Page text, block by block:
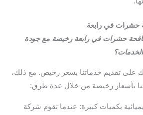
حشرات في رابعة
حشرات في رابعة رخيصة مع جودة
تقديم خدماتنا بسعر رخيص. مع ذلك،
بأسعار رخيصة من خلال عدة طرق:
بكميات كبيرة: عندما تقوم شركة